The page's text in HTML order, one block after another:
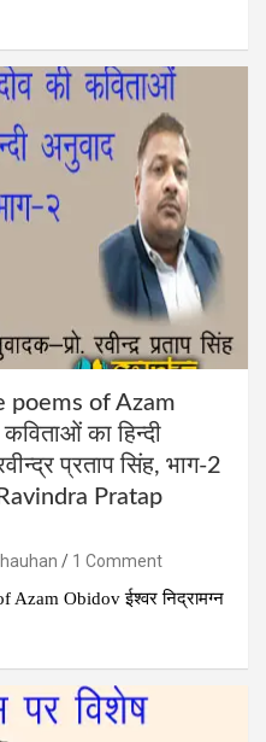
poems of Azam
का हिन्‍दी
प्रताप सिंह, भाग-2
Pratap
1 Comment
Obidov ईश्वर निद्रामग्न